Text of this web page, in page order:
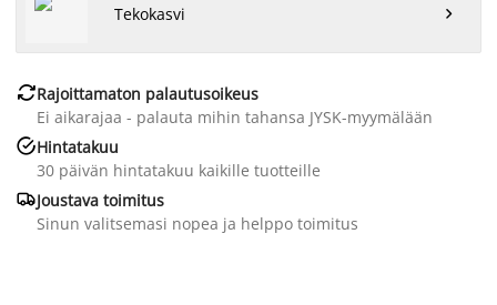
Tekokasvi 
Rajoittamaton palautusoikeus
Ei aikarajaa - palauta mihin tahansa JYSK-myymälään
Hintatakuu
30 päivän hintatakuu kaikille tuotteille
Joustava toimitus
Sinun valitsemasi nopea ja helppo toimitus